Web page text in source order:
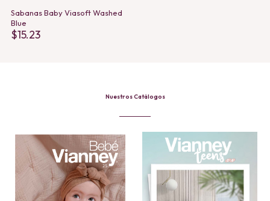
Sabanas Baby Viasoft Washed
Blue
$15.23
Nuestros Catálogos